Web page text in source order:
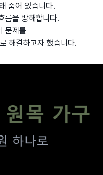
숨어 있습니다.
름을 방해합니다.
문제를
해결하고자 했습니다.